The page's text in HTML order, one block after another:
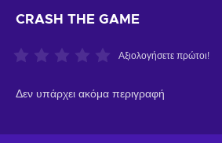
CRASH THE GAME
Αξιολογήσετε πρώτοι!
Δεν υπάρχει ακόμα περιγραφή